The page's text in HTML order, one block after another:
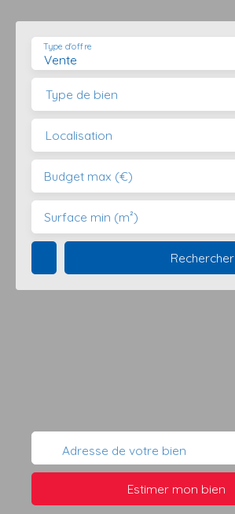
Vente
Type d'offre
Type de bien
Localisation
Budget max (€)
Surface min (m²)
Rechercher
Adresse de votre bien
Estimer mon bien